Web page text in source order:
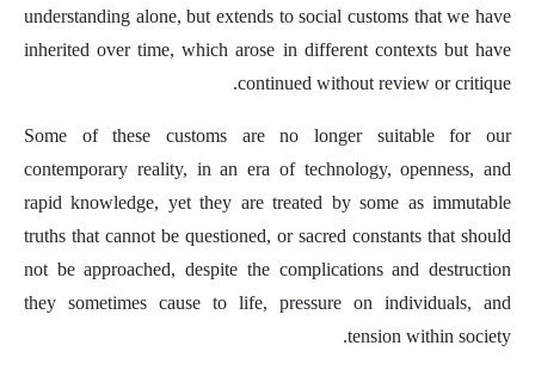
understanding alone, but extends to social customs that we have
inherited over time, which arose in different contexts but have
continued without review or critique.
Some of these customs are no longer suitable for our
contemporary reality, in an era of technology, openness, and
rapid knowledge, yet they are treated by some as immutable
truths that cannot be questioned, or sacred constants that should
not be approached, despite the complications and destruction
they sometimes cause to life, pressure on individuals, and
tension within society.